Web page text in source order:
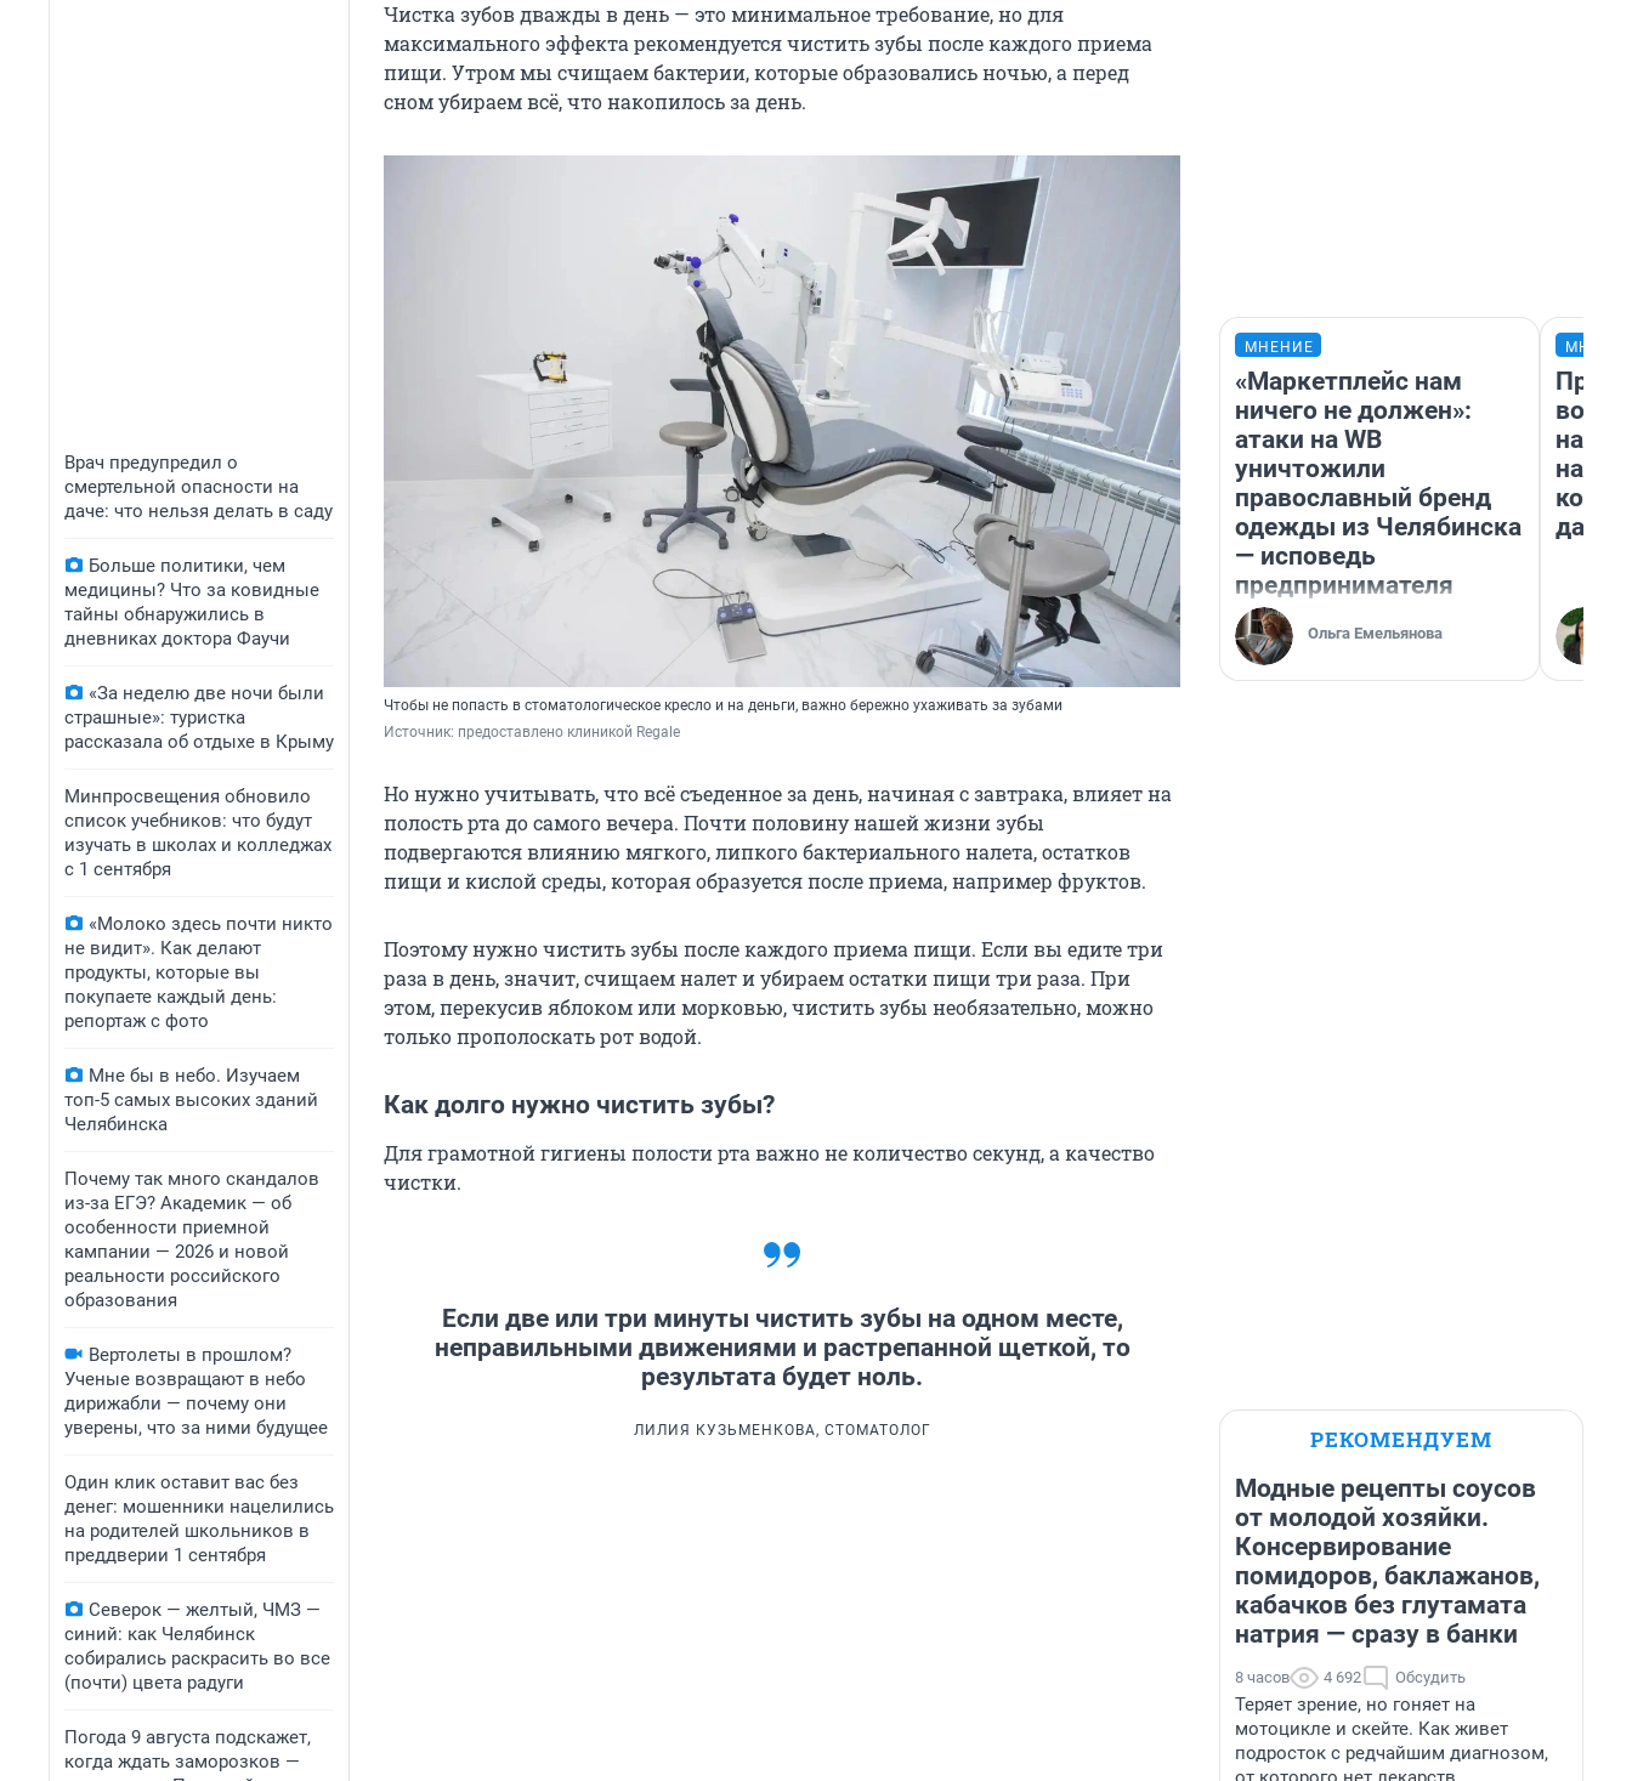
Врач предупредил о
смертельной опасности на
даче: что нельзя делать в саду
Больше политики, чем
медицины? Что за ковидные
тайны обнаружились в
дневниках доктора Фаучи
«За неделю две ночи были
страшные»: туристка
рассказала об отдыхе в Крыму
Минпросвещения обновило
список учебников: что будут
изучать в школах и колледжах
с 1 сентября
«Молоко здесь почти никто
не видит». Как делают
продукты, которые вы
покупаете каждый день:
репортаж с фото
Мне бы в небо. Изучаем
топ-5 самых высоких зданий
Челябинска
Почему так много скандалов
из-за ЕГЭ? Академик — об
особенности приемной
кампании — 2026 и новой
реальности российского
образования
Вертолеты в прошлом?
Ученые возвращают в небо
дирижабли — почему они
уверены, что за ними будущее
Один клик оставит вас без
денег: мошенники нацелились
на родителей школьников в
преддверии 1 сентября
Северок — желтый, ЧМЗ —
синий: как Челябинск
собирались раскрасить во все
(почти) цвета радуги
Погода 9 августа подскажет,
когда ждать заморозков —
Чистка зубов дважды в день — это минимальное требование, но для
максимального эффекта рекомендуется чистить зубы после каждого приема
пищи. Утром мы счищаем бактерии, которые образовались ночью, а перед
сном убираем всё, что накопилось за день.
Чтобы не попасть в стоматологическое кресло и на деньги, важно бережно ухаживать за зубами
Источник: предоставлено клиникой Regale
Но нужно учитывать, что всё съеденное за день, начиная с завтрака, влияет на
полость рта до самого вечера. Почти половину нашей жизни зубы
подвергаются влиянию мягкого, липкого бактериального налета, остатков
пищи и кислой среды, которая образуется после приема, например фруктов.
Поэтому нужно чистить зубы после каждого приема пищи. Если вы едите три
раза в день, значит, счищаем налет и убираем остатки пищи три раза. При
этом, перекусив яблоком или морковью, чистить зубы необязательно, можно
только прополоскать рот водой.
Как долго нужно чистить зубы?
Для грамотной гигиены полости рта важно не количество секунд, а качество
чистки.
Если две или три минуты чистить зубы на одном месте,
неправильными движениями и растрепанной щеткой, то
результата будет ноль.
ЛИЛИЯ КУЗЬМЕНКОВА, СТОМАТОЛОГ
МНЕНИЕ
«Маркетплейс нам
ничего не должен»:
атаки на WB
уничтожили
православный бренд
одежды из Челябинска
— исповедь
предпринимателя
Ольга Емельянова
нам
даже
РЕКОМЕНДУЕМ
Модные рецепты соусов
от молодой хозяйки.
Консервирование
помидоров, баклажанов,
кабачков без глутамата
натрия — сразу в банки
8 часов 4 692 Обсудить
Теряет зрение, но гоняет на
мотоцикле и скейте. Как живет
подросток с редчайшим диагнозом,